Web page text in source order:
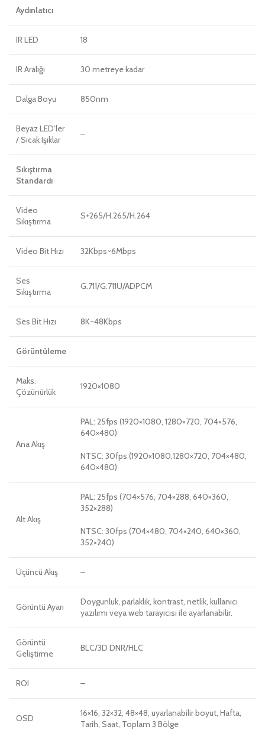
Aydınlatıcı
IR LED 18
IR Aralığı 30 metreye kadar
Dalga Boyu 850nm
Beyaz LED’ler
/ Sıcak Işıklar
–
Sıkıştırma
Standardı
Video
Sıkıştırma
S+265/H.265/H.264
Video Bit Hızı 32Kbps~6Mbps
Ses
Sıkıştırma
G.711/G.711U/ADPCM
Ses Bit Hızı 8K~48Kbps
Görüntüleme
Maks.
Çözünürlük
1920×1080
Ana Akış
PAL: 25fps (1920×1080, 1280×720, 704×576,
640×480)
NTSC: 30fps (1920×1080,1280×720, 704×480,
640×480)
Alt Akış
PAL: 25fps (704×576, 704×288, 640×360,
352×288)
NTSC: 30fps (704×480, 704×240, 640×360,
352×240)
Üçüncü Akış –
Görüntü Ayarı
Doygunluk, parlaklık, kontrast, netlik, kullanıcı
yazılımı veya web tarayıcısı ile ayarlanabilir.
Görüntü
Geliştirme
BLC/3D DNR/HLC
ROI –
OSD
16×16, 32×32, 48×48, uyarlanabilir boyut, Hafta,
Tarih, Saat, Toplam 3 Bölge